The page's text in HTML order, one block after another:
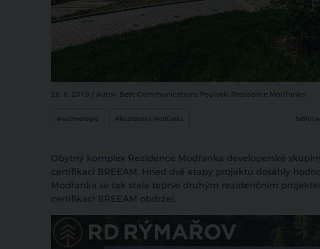
26. 6. 2019 / Autor: Best Communications Popisek: Rezidence Modřanka
#technologie #Rezidence Modřanka Sdílet
Obytný komplex Rezidence Modřanka developerské
certifikaci BREEAM. Hned dvě etapy projektu dosáhly
Modřanka se tak stala teprve druhým rezidenčním
certifikaci BREEAM obdržel.